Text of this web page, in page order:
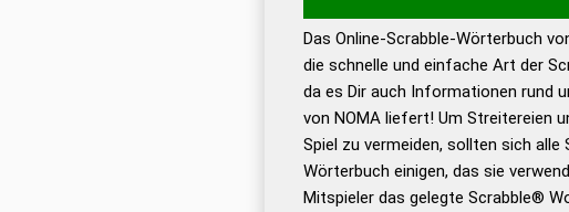
Wortwurzel liefert mit Hilfe
Wortanalyse-Algorithmus gute
Wortbedeutung, Worttrennung
Gültigkeit eines Wortes für das
bestimmen! zugelassene Turnier
Wörterbücher sind:
Das Online-Scrabble-Wörterbuch
die schnelle und einfache Art der
da es Dir auch Informationen rund
von NOMA liefert! Um Streitereien
Spiel zu vermeiden, sollten sich alle
Wörterbuch einigen, das sie
Mitspieler das gelegte Scrabble®